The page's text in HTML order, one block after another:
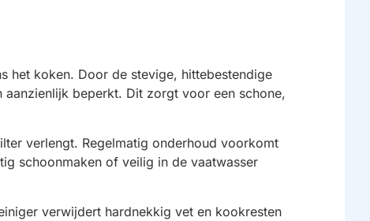
het koken. Door de stevige, hittebestendige
beperkt. Dit zorgt voor een schone,
verlengt. Regelmatig onderhoud voorkomt
schoonmaken of veilig in de vaatwasser
verwijdert hardnekkig vet en kookresten